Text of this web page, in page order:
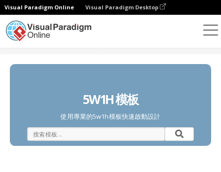
Visual Paradigm Online Visual Paradigm Desktop
5W1H 模板
使用專業的5w1h模板快速啟動設計